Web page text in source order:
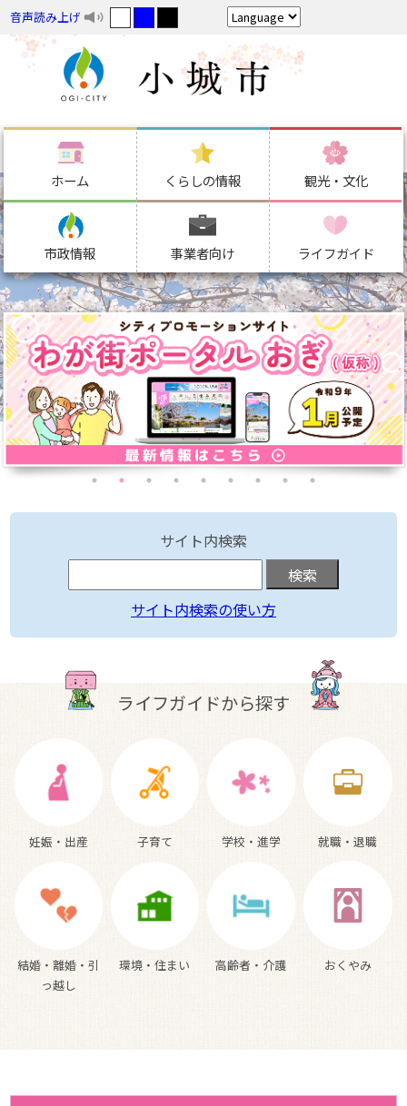
音声読み上げ
ホーム くらしの情報 観光・文化
市政情報 事業者向け ライフガイド
サイト内検索
サイト内検索の使い方
ライフガイドから探す
妊娠・出産 子育て 学校・進学 就職・退職
結婚・離婚・引
っ越し
環境・住まい 高齢者・介護 おくやみ